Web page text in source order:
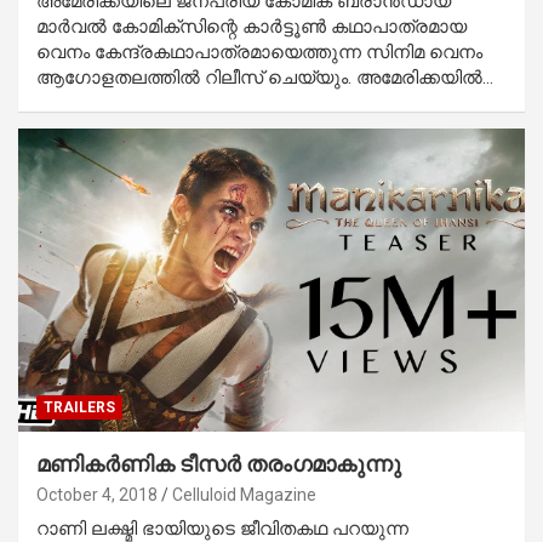
മാര്‍വല്‍ കോമിക്‌സിന്റെ കാര്‍ട്ടൂണ്‍ കഥാപാത്രമായ
വെനം കേന്ദ്രകഥാപാത്രമായെത്തുന്ന സിനിമ വെനം
ആഗോളതലത്തില്‍ റിലീസ് ചെയ്യും. അമേരിക്കയില്‍…
TRAILERS
മണികര്‍ണിക ടീസര്‍ തരംഗമാകുന്നു
October 4, 2018 Celluloid Magazine
റാണി ലക്ഷ്മി ഭായിയുടെ ജീവിതകഥ പറയുന്ന